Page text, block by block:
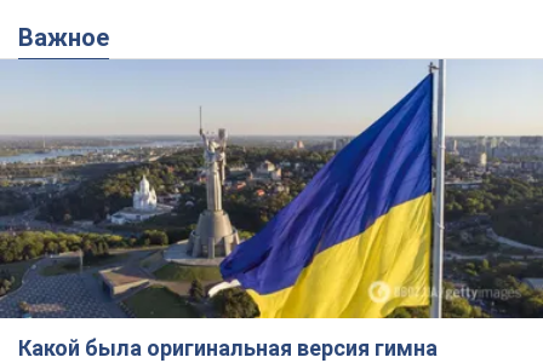
Важное
Какой была оригинальная версия гимна